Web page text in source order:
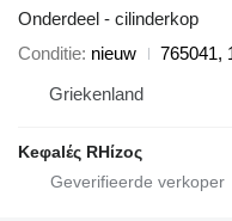
Onderdeel - cilinderkop
Conditie nieuw
765041,
Griekenland
Keφalές RHίzoς